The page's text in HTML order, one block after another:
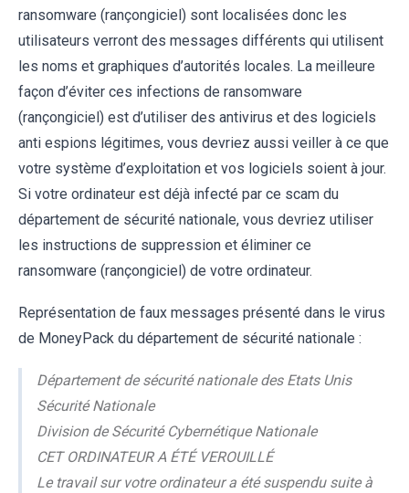
ransomware (rançongiciel) sont localisées donc les
utilisateurs verront des messages différents qui utilisent
les noms et graphiques d’autorités locales. La meilleure
façon d’éviter ces infections de ransomware
(rançongiciel) est d’utiliser des antivirus et des logiciels
anti espions légitimes, vous devriez aussi veiller à ce que
votre système d’exploitation et vos logiciels soient à jour.
Si votre ordinateur est déjà infecté par ce scam du
département de sécurité nationale, vous devriez utiliser
les instructions de suppression et éliminer ce
ransomware (rançongiciel) de votre ordinateur.
Représentation de faux messages présenté dans le virus
de MoneyPack du département de sécurité nationale :
Département de sécurité nationale des Etats Unis
Sécurité Nationale
Division de Sécurité Cybernétique Nationale
CET ORDINATEUR A ÉTÉ VEROUILLÉ
Le travail sur votre ordinateur a été suspendu suite à